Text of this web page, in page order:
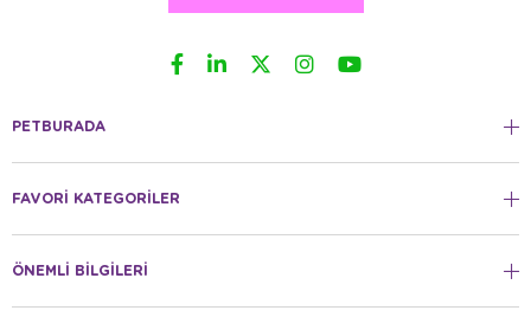
PETBURADA
FAVORİ KATEGORİLER
ÖNEMLİ BİLGİLERİ